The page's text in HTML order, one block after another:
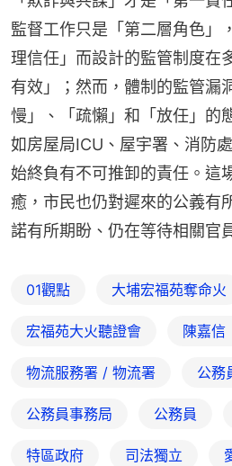
監督工作只是「第二層角色」
理信任」而設計的監管制度在
有效」；然而，體制的監管漏
慢」、「疏懶」和「放任」的
如房屋局ICU、屋宇署、消防
始終負有不可推卸的責任。這
癒，市民也仍對遲來的公義有
諾有所期盼、仍在等待相關官
01觀點 大埔宏福苑奪命火
宏福苑大火聽證會 陳嘉信
物流服務署 / 物流署 公務
公務員事務局 公務員
特區政府 司法獨立